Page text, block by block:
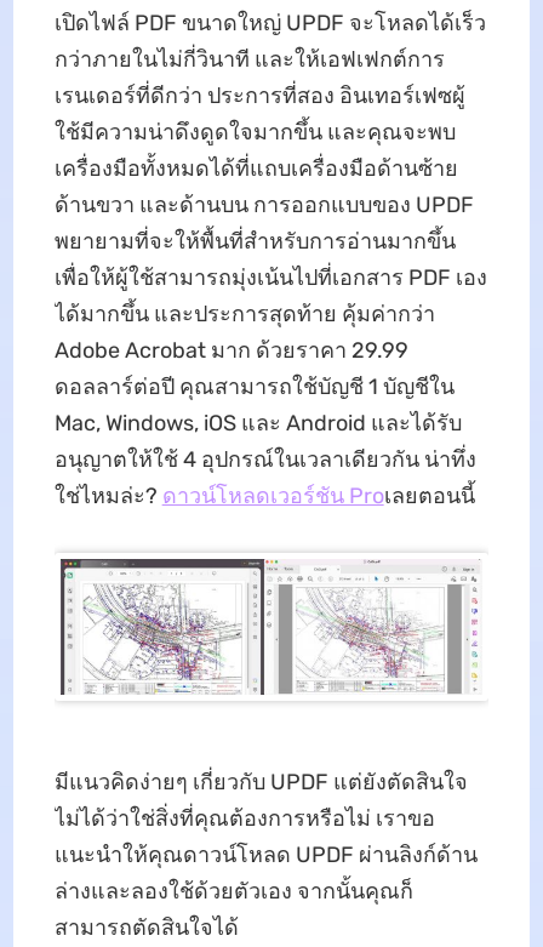
เปิดไฟล์ PDF ขนาดใหญ่ UPDF จะโหลดได้เร็ว
กว่าภายในไม่กี่วินาที และให้เอฟเฟกต์การ
เรนเดอร์ที่ดีกว่า ประการที่สอง อินเทอร์เฟซผู้
ใช้มีความน่าดึงดูดใจมากขึ้น และคุณจะพบ
เครื่องมือทั้งหมดได้ที่แถบเครื่องมือด้านซ้าย
ด้านขวา และด้านบน การออกแบบของ UPDF
พยายามที่จะให้พื้นที่สำหรับการอ่านมากขึ้น
เพื่อให้ผู้ใช้สามารถมุ่งเน้นไปที่เอกสาร PDF เอง
ได้มากขึ้น และประการสุดท้าย คุ้มค่ากว่า
Adobe Acrobat มาก ด้วยราคา 29.99
ดอลลาร์ต่อปี คุณสามารถใช้บัญชี 1 บัญชีใน
Mac, Windows, iOS และ Android และได้รับ
อนุญาตให้ใช้ 4 อุปกรณ์ในเวลาเดียวกัน น่าทึ่ง
ใช่ไหมล่ะ? ดาวน์โหลดเวอร์ชัน Proเลยตอนนี้
มีแนวคิดง่ายๆ เกี่ยวกับ UPDF แต่ยังตัดสินใจ
ไม่ได้ว่าใช่สิ่งที่คุณต้องการหรือไม่ เราขอ
แนะนำให้คุณดาวน์โหลด UPDF ผ่านลิงก์ด้าน
ล่างและลองใช้ด้วยตัวเอง จากนั้นคุณก็
สามารถตัดสินใจได้